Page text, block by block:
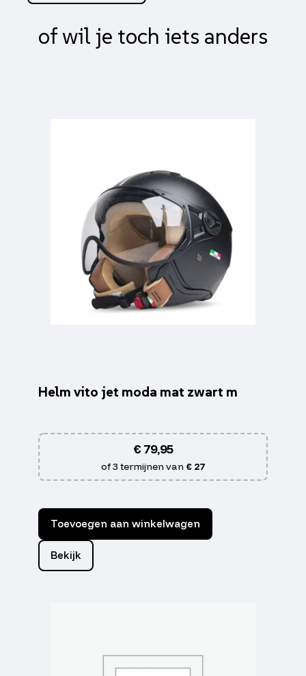
of wil je toch iets anders
Helm vito jet moda mat zwart m
€79,95
of 3 termijnen van € 27
Toevoegen aan winkelwagen
Bekijk